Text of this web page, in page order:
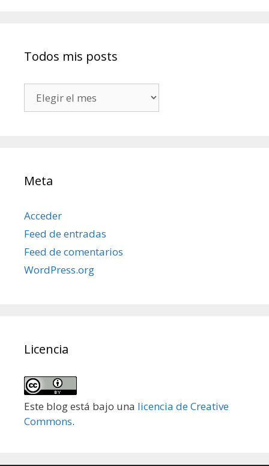
Todos mis posts
mis
Meta
Acceder
Feed de entradas
Feed de comentarios
WordPress.org
Licencia
Este blog está bajo una licencia de Creative
Commons.